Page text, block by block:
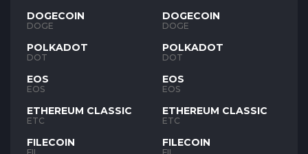
DOGECOIN
DOGE
POLKADOT
DOT
EOS
EOS
ETHEREUM CLASSIC
ETC
FILECOIN
DOGECOIN
DOGE
POLKADOT
DOT
EOS
EOS
ETHEREUM CLASSIC
ETC
FILECOIN